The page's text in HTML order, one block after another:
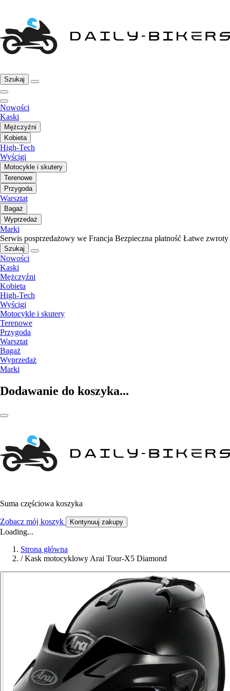
Szukaj
Nowości
Kaski
Mężczyźni
Kobieta
High-Tech
Wyścigi
Motocykle i skutery
Terenowe
Przygoda
Warsztat
Bagaż
Wyprzedaż
Marki
Serwis posprzedażowy we Francja Bezpieczna płatność Łatwe zwroty
Szukaj
Nowości
Kaski
Mężczyźni
Kobieta
High-Tech
Wyścigi
Motocykle i skutery
Terenowe
Przygoda
Warsztat
Bagaż
Wyprzedaż
Marki
Dodawanie do koszyka...
Suma częściowa koszyka
Zobacz mój koszyk Kontynuuj zakupy
Loading...
Strona główna
/ Kask motocyklowy Arai Tour-X5 Diamond